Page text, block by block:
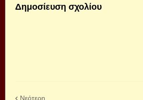
Δημοσίευση σχολίου
Νεότερη